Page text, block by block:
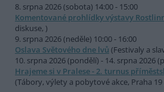
8. srpna 2026 (sobota) 14:00 - 15:00
Komentované prohlídky výstavy
diskuse, )
9. srpna 2026 (neděle) 10:00 - 16:00
Oslava Světového dne lvů (Festivaly a
10. srpna 2026 (pondělí) - 14. srpna 2026
Hrajeme si v Pralese - 2. turnus
(Tábory, výlety a pobytové akce, Praha 19